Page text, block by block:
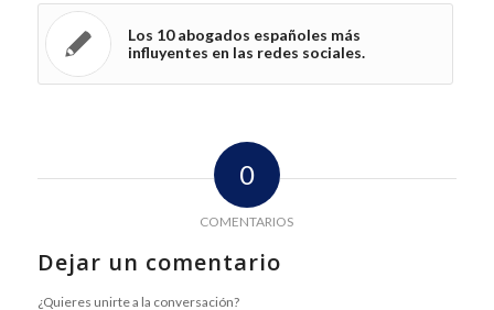
Los 10 abogados españoles más
influyentes en las redes sociales.
0
COMENTARIOS
Dejar un comentario
¿Quieres unirte a la conversación?